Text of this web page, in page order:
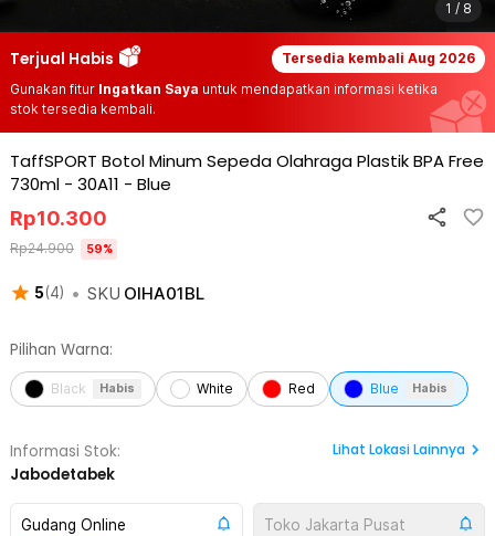
1 / 8
Terjual Habis Tersedia kembali Aug 2026
Gunakan fitur Ingatkan Saya untuk mendapatkan informasi ketika
stok tersedia kembali.
TaffSPORT Botol Minum Sepeda Olahraga Plastik BPA Free
730ml - 30A11 - Blue
5(4) • SKU OIHA01BL
Rp10.300
Rp24.900 59%
Pilihan Warna:
Black Habis White Red Blue Habis
Informasi Stok:
Jabodetabek
Lihat Lokasi Lainnya
Gudang Online Toko Jakarta Pusat